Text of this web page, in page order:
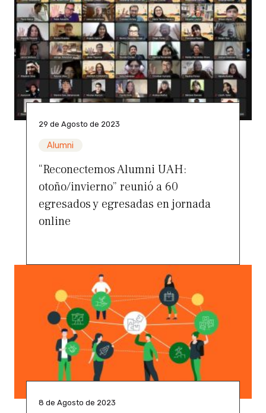
29 de Agosto de 2023
Alumni
“Reconectemos Alumni UAH:
otoño/invierno” reunió a 60
egresados y egresadas en jornada
online
8 de Agosto de 2023